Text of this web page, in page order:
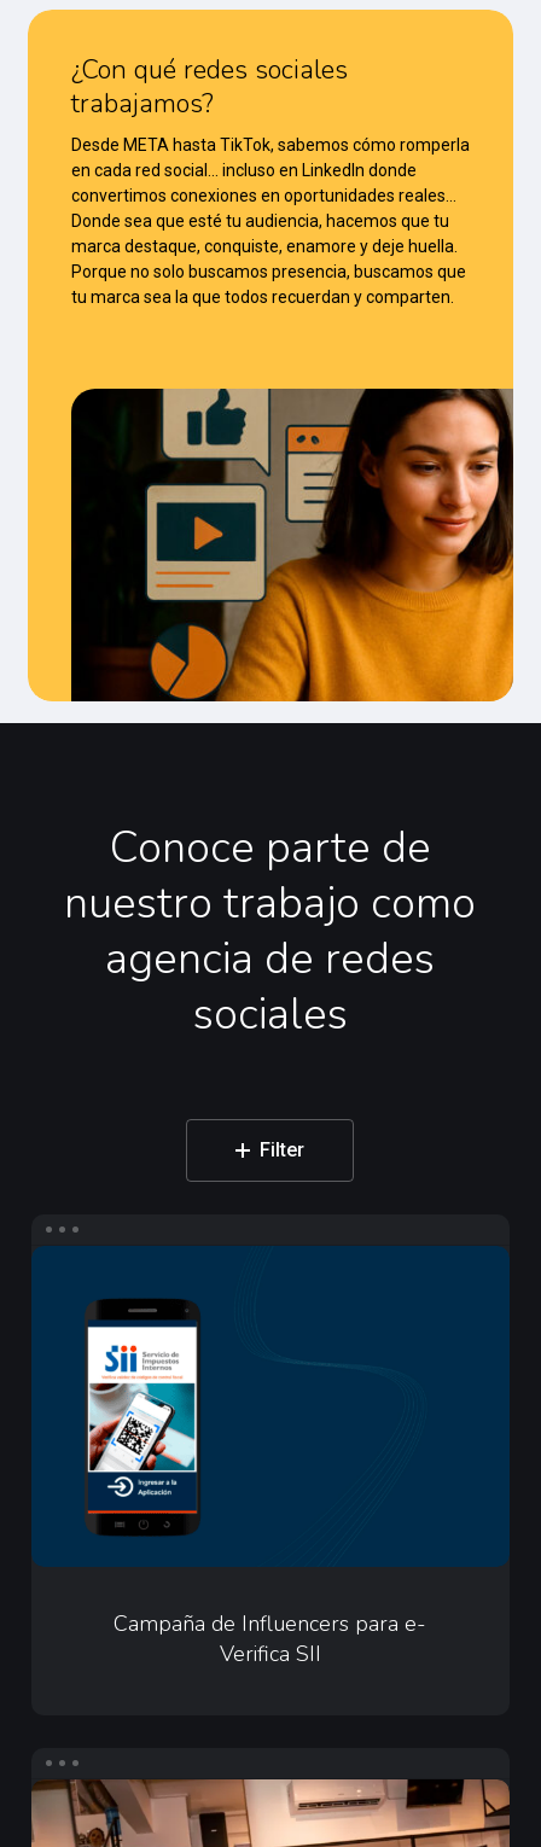
¿Con qué redes sociales
trabajamos?
Desde META hasta TikTok, sabemos cómo romperla
en cada red social… incluso en LinkedIn donde
convertimos conexiones en oportunidades reales…
Donde sea que esté tu audiencia, hacemos que tu
marca destaque, conquiste, enamore y deje huella.
Porque no solo buscamos presencia, buscamos que
tu marca sea la que todos recuerdan y comparten.
Conoce parte de
nuestro trabajo como
agencia de redes
sociales
Filter
Campaña
Influencers
Verifica
de
Influencers
SII
Campaña de Influencers para e-
Verifica SII
Infuencers
para